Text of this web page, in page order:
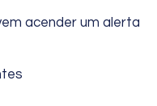
acender um alerta